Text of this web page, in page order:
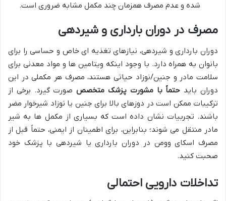
شده و عدم مصرف همزمان چند مکمل مشابه ضروری است.
مصرف در دوران بارداری و شیردهی
دوران بارداری و شیردهی، نیازهای تغذیه ای خاص و حساسی را برای
بانوان به همراه دارد. با وجود اینکه ویتامین ها و مواد معدنی برای
سلامت مادر و جنین/نوزاد حیاتی هستند، مصرف هر مکملی در این
دوران باید حتماً با مشورت پزشک متخصصصورت گیرد. برخی از
ترکیبات ممکن است در دوزهای بالا برای جنین یا نوزاد شیرخوار مضر
باشند. تجربیات نشان داده است که بسیاری از مکمل ها به شیر
مادر منتقل می شوند؛ بنابراین، برای اطمینان از ایمنی، حتماً قبل از
مصرف اسکای وومن در دوران بارداری یا شیردهی با پزشک خود
صحبت کنید.
تداخلات دارویی احتمالی